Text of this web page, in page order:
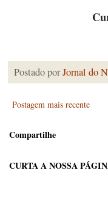
Postado porJornal do
Postagem mais recente
Compartilhe
CURTA A NOSSA